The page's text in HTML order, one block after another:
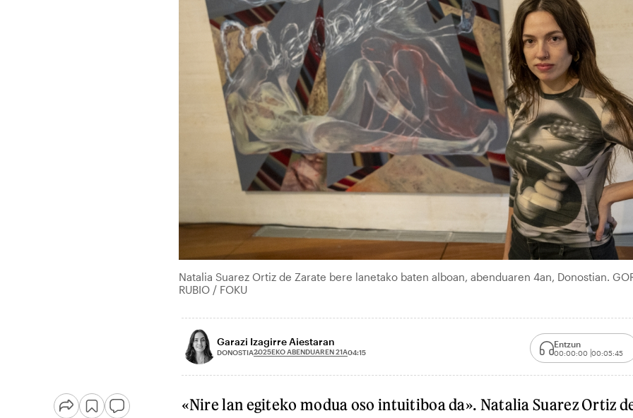
Natalia Suarez Ortiz de Zarate bere lanetako baten alboan, abenduaren 4an, Donostian.
RUBIO / FOKU
Garazi Izagirre Aiestaran
DONOSTIA2025EKO ABENDUAREN 21A04:15
Entzun
00:00:00 00:05:45
«Nire lan egiteko modua oso intuitiboa da». Natalia Suarez Ortiz